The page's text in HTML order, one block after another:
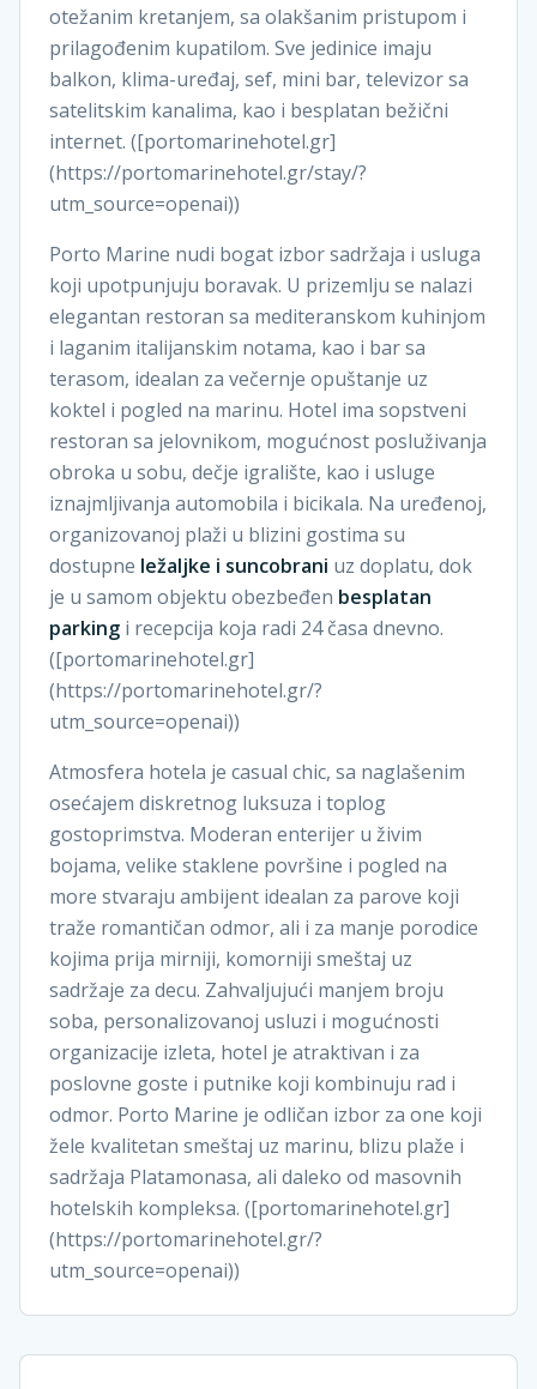
otežanim kretanjem, sa olakšanim pristupom i
prilagođenim kupatilom. Sve jedinice imaju
balkon, klima-uređaj, sef, mini bar, televizor sa
satelitskim kanalima, kao i besplatan bežični
internet. ([portomarinehotel.gr]
(https://portomarinehotel.gr/stay/?
utm_source=openai))
Porto Marine nudi bogat izbor sadržaja i usluga
koji upotpunjuju boravak. U prizemlju se nalazi
elegantan restoran sa mediteranskom kuhinjom
i laganim italijanskim notama, kao i bar sa
terasom, idealan za večernje opuštanje uz
koktel i pogled na marinu. Hotel ima sopstveni
restoran sa jelovnikom, mogućnost posluživanja
obroka u sobu, dečje igralište, kao i usluge
iznajmljivanja automobila i bicikala. Na uređenoj,
organizovanoj plaži u blizini gostima su
dostupne ležaljke i suncobrani uz doplatu, dok
je u samom objektu obezbeđen besplatan
parking i recepcija koja radi 24 časa dnevno.
([portomarinehotel.gr]
(https://portomarinehotel.gr/?
utm_source=openai))
Atmosfera hotela je casual chic, sa naglašenim
osećajem diskretnog luksuza i toplog
gostoprimstva. Moderan enterijer u živim
bojama, velike staklene površine i pogled na
more stvaraju ambijent idealan za parove koji
traže romantičan odmor, ali i za manje porodice
kojima prija mirniji, komorniji smeštaj uz
sadržaje za decu. Zahvaljujući manjem broju
soba, personalizovanoj usluzi i mogućnosti
organizacije izleta, hotel je atraktivan i za
poslovne goste i putnike koji kombinuju rad i
odmor. Porto Marine je odličan izbor za one koji
žele kvalitetan smeštaj uz marinu, blizu plaže i
sadržaja Platamonasa, ali daleko od masovnih
hotelskih kompleksa. ([portomarinehotel.gr]
(https://portomarinehotel.gr/?
utm_source=openai))